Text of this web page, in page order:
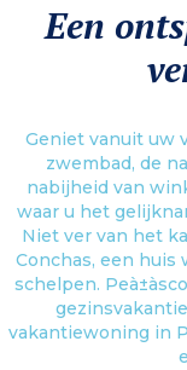
Een
Geniet vanuit uw
zwembad, de
nabijheid van
waar u het
Niet ver van het
Conchas, een huis
schelpen.
vakantiewoning in